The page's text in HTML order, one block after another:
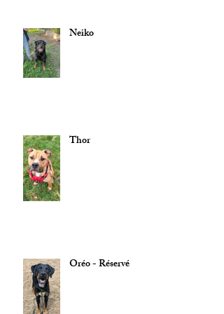
Neiko
Thor
Oréo - Réservé